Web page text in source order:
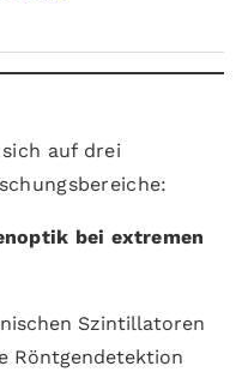
auf drei
bei extremen
Szintillatoren
Röntgendetektion